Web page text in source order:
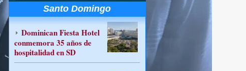
Santo Domingo
Dominican Fiesta Hotel
conmemora 35 años de
hospitalidad en SD